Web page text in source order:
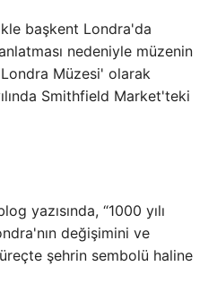
başkent Londra'da
nedeniyle müzenin
Müzesi' olarak
Smithfield Market'teki
yazısında, “1000 yılı
değişimini ve
şehrin sembolü haline